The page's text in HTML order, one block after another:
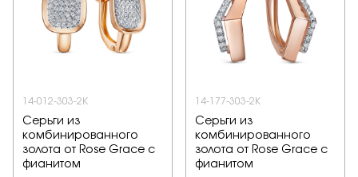
14-012-303-2К
Серьги из
комбинированного
золота от Rose Grace с
фианитом
14-177-303-2К
Серьги из
комбинированного
золота от Rose Grace с
фианитом